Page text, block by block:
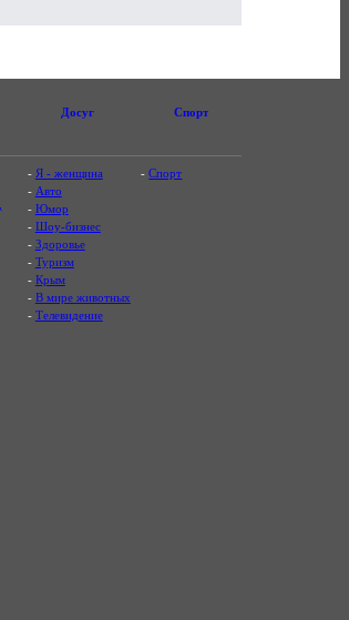
Досуг Спорт
- Я - женщина
- Авто
- Юмор
- Шоу-бизнес
- Здоровье
- Туризм
- Крым
- В мире животных
- Телевидение
-Спорт